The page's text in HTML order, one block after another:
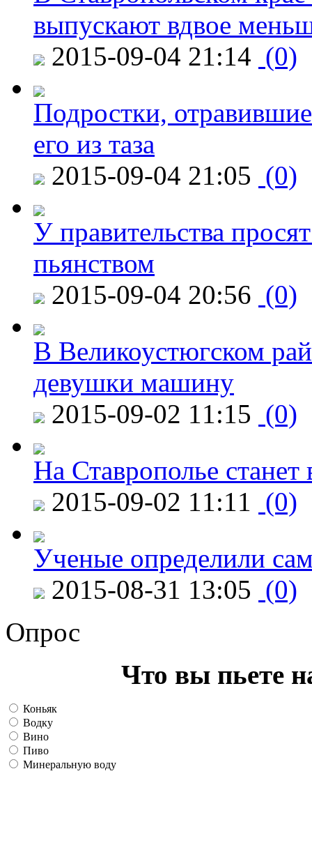
выпускают вдвое
2015-09-04 21:14 (0)
Подростки,
его из таза
2015-09-04 21:05 (0)
У правительства
пьянством
2015-09-04 20:56 (0)
В Великоустюгском
девушки машину
2015-09-02 11:15 (0)
На Ставрополье
2015-09-02 11:11 (0)
Ученые определили
2015-08-31 13:05 (0)
Опрос
Что вы пьете
Коньяк
Водку
Вино
Пиво
Минеральную воду